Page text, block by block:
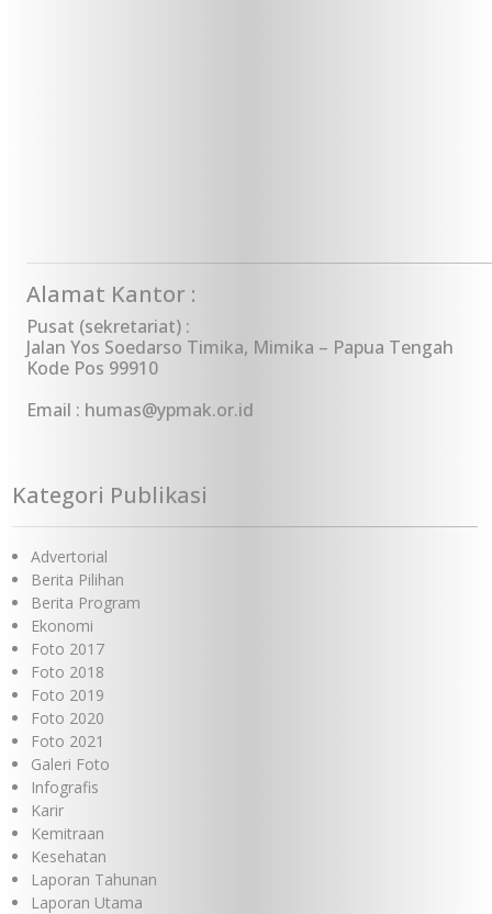
Alamat Kantor :
Pusat (sekretariat) :
Jalan Yos Soedarso Timika, Mimika – Papua Tengah
Kode Pos 99910
Email : humas@ypmak.or.id
Kategori Publikasi
Advertorial
Berita Pilihan
Berita Program
Ekonomi
Foto 2017
Foto 2018
Foto 2019
Foto 2020
Foto 2021
Galeri Foto
Infografis
Karir
Kemitraan
Kesehatan
Laporan Tahunan
Laporan Utama